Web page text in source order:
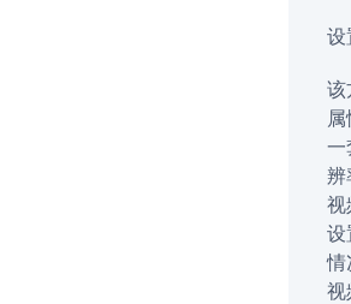
设
该
一
辨
视
设
情
视